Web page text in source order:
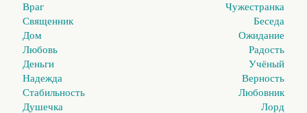
Враг
Чужестранка
Священник
Беседа
Дом
Ожидание
Любовь
Радость
Деньги
Учёный
Надежда
Верность
Стабильность
Любовник
Душечка
Лорд